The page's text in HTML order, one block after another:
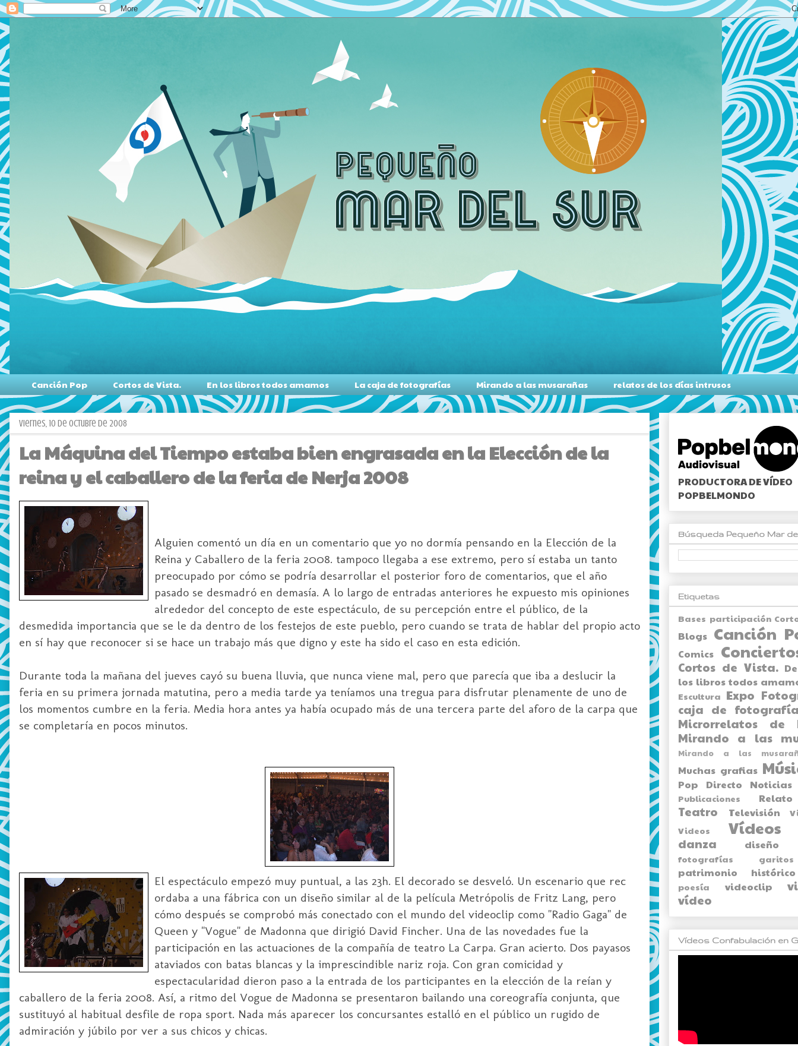
Canción Pop Cortos de Vista. En los libros todos amamos La caja de fotografías Mirando a las musarañas relatos de los días intrusos
viernes, 10 de octubre de 2008
La Máquina del Tiempo estaba bien engrasada en la Elección de la
reina y el caballero de la feria de Nerja 2008
Alguien comentó un día en un comentario que yo no dormía pensando en la Elección de la
Reina y Caballero de la feria 2008. tampoco llegaba a ese extremo, pero sí estaba un tanto
preocupado por cómo se podría desarrollar el posterior foro de comentarios, que el año
pasado se desmadró en demasía. A lo largo de entradas anteriores he expuesto mis opiniones
alrededor del concepto de este espectáculo, de su percepción entre el público, de la
desmedida importancia que se le da dentro de los festejos de este pueblo, pero cuando se trata de hablar del propio acto
en sí hay que reconocer si se hace un trabajo más que digno y este ha sido el caso en esta edición.
Durante toda la mañana del jueves cayó su buena lluvia, que nunca viene mal, pero que parecía que iba a deslucir la
feria en su primera jornada matutina, pero a media tarde ya teníamos una tregua para disfrutar plenamente de uno de
los momentos cumbre en la feria. Media hora antes ya había ocupado más de una tercera parte del aforo de la carpa que
se completaría en pocos minutos.
El espectáculo empezó muy puntual, a las 23h. El decorado se desveló. Un escenario que rec
ordaba a una fábrica con un diseño similar al de la película Metrópolis de Fritz Lang, pero
cómo después se comprobó más conectado con el mundo del videoclip como "Radio Gaga" de
Queen y "Vogue" de Madonna que dirigió David Fincher. Una de las novedades fue la
participación en las actuaciones de la compañía de teatro La Carpa. Gran acierto. Dos payasos
ataviados con batas blancas y la imprescindible nariz roja. Con gran comicidad y
espectacularidad dieron paso a la entrada de los participantes en la elección de la reían y
caballero de la feria 2008. Así, a ritmo del Vogue de Madonna se presentaron bailando una coreografía conjunta, que
sustituyó al habitual desfile de ropa sport. Nada más aparecer los concursantes estalló en el público un rugido de
admiración y júbilo por ver a sus chicos y chicas.
PRODUCTORA DE VÍDEO
POPBELMONDO
Búsqueda Pequeño Mar
Etiquetas
Bases participación
Blogs Canción
Comics
Cortos de Vista.
los libros todos
Escultura Expo
caja de
Microrrelatos de
Mirando a las
Mirando a las
Muchas grafias
Pop Directo Noticias
Publicaciones Relato
Teatro Televisión
Videos
Vídeos
danza diseño
fotografías garitos
patrimonio histórico
poesía videoclip
vídeo
Vídeos Confabulación en